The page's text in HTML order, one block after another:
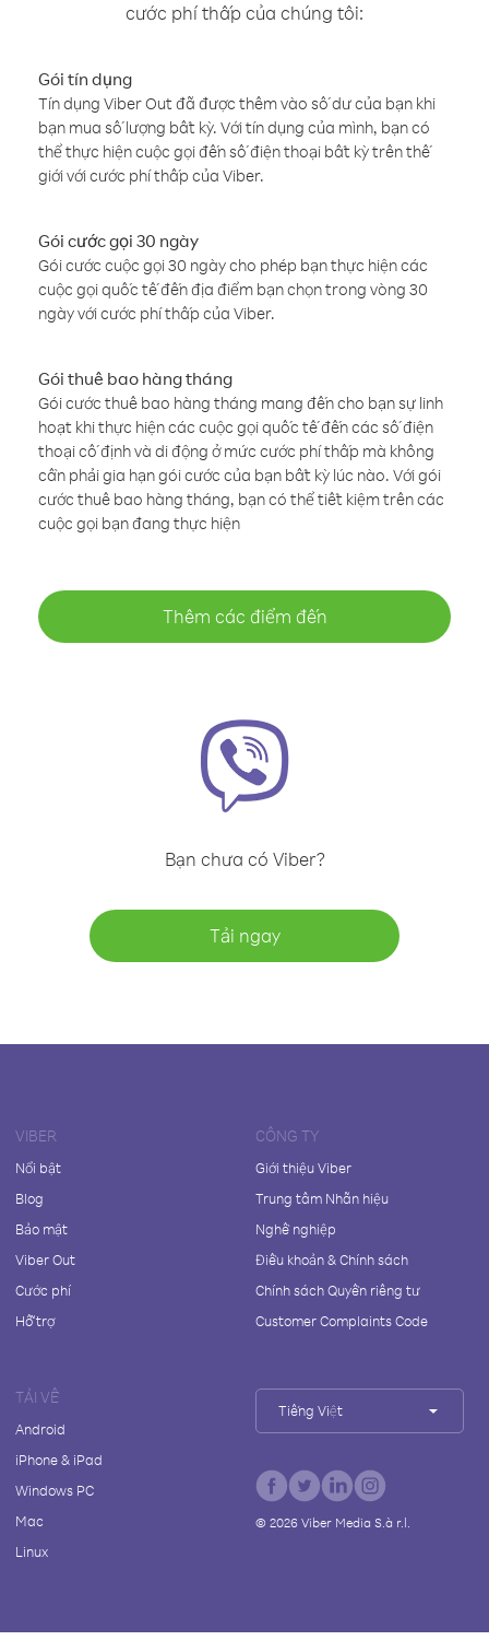
cước phí thấp của chúng tôi:
Gói tín dụng
Tín dụng Viber Out đã được thêm vào số dư của bạn khi
bạn mua số lượng bất kỳ. Với tín dụng của mình, bạn có
thể thực hiện cuộc gọi đến số điện thoại bất kỳ trên thế
giới với cước phí thấp của Viber.
Gói cước gọi 30 ngày
Gói cước cuộc gọi 30 ngày cho phép bạn thực hiện các
cuộc gọi quốc tế đến địa điểm bạn chọn trong vòng 30
ngày với cước phí thấp của Viber.
Gói thuê bao hàng tháng
Gói cước thuê bao hàng tháng mang đến cho bạn sự linh
hoạt khi thực hiện các cuộc gọi quốc tế đến các số điện
thoại cố định và di động ở mức cước phí thấp mà không
cần phải gia hạn gói cước của bạn bất kỳ lúc nào. Với gói
cước thuê bao hàng tháng, bạn có thể tiết kiệm trên các
cuộc gọi bạn đang thực hiện
Thêm các điểm đến
Bạn chưa có Viber?
Tải ngay
VIBER
Nổi bật
Blog
Bảo mật
Viber Out
Cước phí
Hỗ trợ
CÔNG TY
Giới thiệu Viber
Trung tâm Nhãn hiệu
Nghề nghiệp
Điều khoản & Chính sách
Chính sách Quyền riêng tư
Customer Complaints Code
TẢI VỀ
Android
iPhone & iPad
Windows PC
Mac
Linux
Tiếng Việt
© 2026Viber Media S.à r.l.